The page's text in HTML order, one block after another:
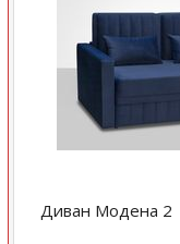
Диван Модена 2